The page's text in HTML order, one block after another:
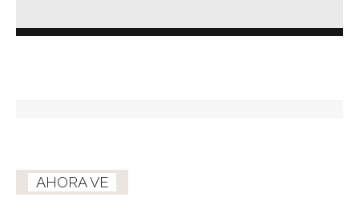
AHORA VE